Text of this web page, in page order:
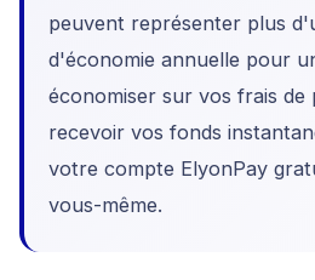
peuvent représenter plus
d'économie annuelle pour
économiser sur vos frais de
recevoir vos fonds
votre compte ElyonPay
vous-même.